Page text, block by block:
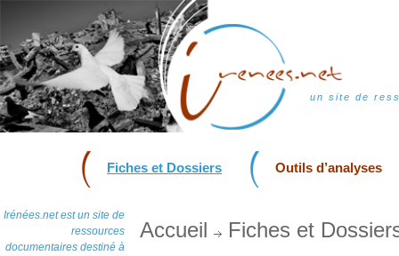
un site de
Fiches et Dossiers Outils d’analyses
Irénées.net est un site de
ressources
documentaires destiné à
Accueil Fiches et